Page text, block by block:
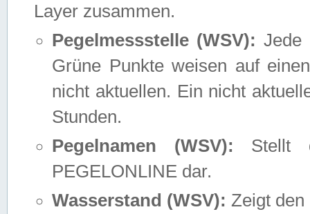
Layer zusammen.
Pegelmessstelle (WSV): Jede
Grüne Punkte weisen auf
nicht aktuellen. Ein nicht
Stunden.
Pegelnamen (WSV): Stellt
PEGELONLINE dar.
Wasserstand (WSV): Zeigt den